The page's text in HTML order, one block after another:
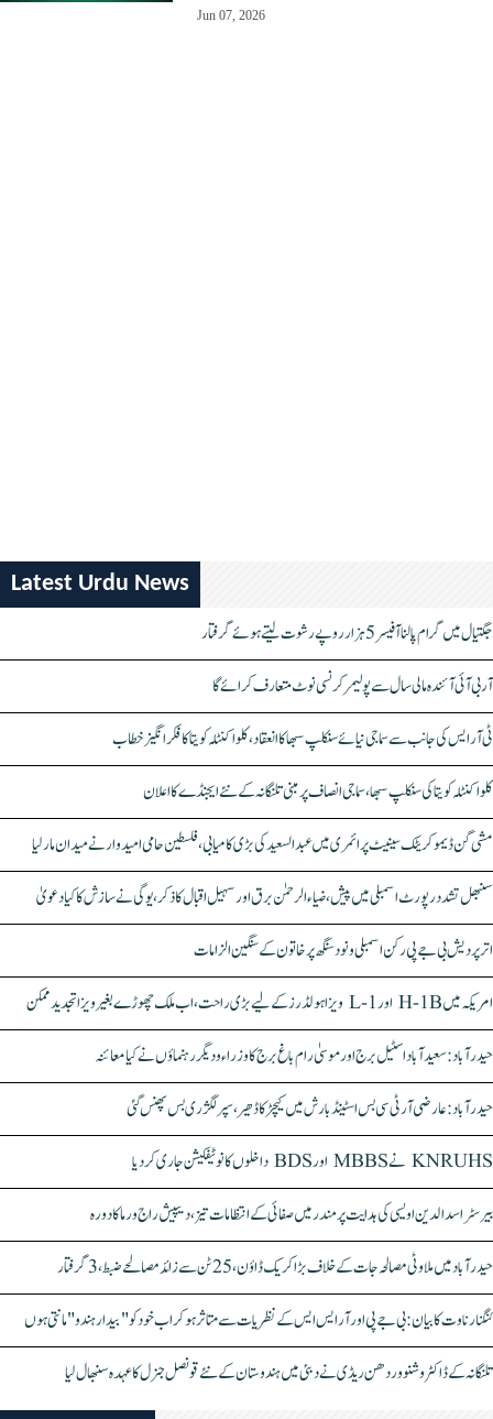
Jun 07, 2026
Latest Urdu News
جگتیال میں گرام پالنا آفیسر 5 ہزار روپے رشوت لیتے ہوئے گرفتار
آر بی آئی آئندہ مالی سال سے پولیمر کرنسی نوٹ متعارف کرائے گا
ٹی آر ایس کی جانب سے سماجی نیائے سنکلپ سبھا کا انعقاد، کلواکنٹلہ کویتا کا فکر انگیز خطاب
کلواکنٹلہ کویتا کی سنکلپ سبھا، سماجی انصاف پر مبنی تلنگانہ کے نئے ایجنڈے کا اعلان
مشی گن ڈیموکریٹک سینیٹ پرائمری میں عبدالسعید کی بڑی کامیابی، فلسطین حامی امیدوار نے میدان مار لیا
سنبھل تشدد رپورٹ اسمبلی میں پیش، ضیاء الرحمٰن برق اور سہیل اقبال کا ذکر، یوگی نے سازش کا کیا دعویٰ
اتر پردیش بی جے پی رکن اسمبلی ونود سنگھ پر خاتون کے سنگین الزامات
امریکہ میں H-1B اور L-1 ویزا ہولڈرز کے لیے بڑی راحت، اب ملک چھوڑے بغیر ویزا تجدید ممکن
حیدرآباد: سعیدآباد اسٹیل برج اور موسیٰ رام باغ برج کا وزراء و دیگر رہنماؤں نے کیا معائنہ
حیدرآباد: عارضی آر ٹی سی بس اسٹینڈ بارش میں کیچڑ کا ڈھیر، سپر لگژری بس پھنس گئی
KNRUHS نے MBBS اور BDS داخلوں کا نوٹیفکیشن جاری کر دیا
بیرسٹر اسدالدین اویسی کی ہدایت پر مندر میں صفائی کے انتظامات تیز، دیپیش راج ورما کا دورہ
حیدرآباد میں ملاوٹی مصالحہ جات کے خلاف بڑا کریک ڈاؤن، 25 ٹن سے زائد مصالحے ضبط، 3 گرفتار
کنگنا رناوت کا بیان: بی جے پی اور آر ایس ایس کے نظریات سے متاثر ہو کر اب خود کو "بیدار ہندو" مانتی ہوں
تلنگانہ کے ڈاکٹر وشنو وردھن ریڈی نے دبئی میں ہندوستان کے نئے قونصل جنرل کا عہدہ سنبھال لیا